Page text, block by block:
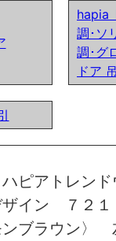
hapia
調･ソ
調･グ
ドア
ピアトレン
イン ７２１
ブラウン〉